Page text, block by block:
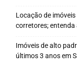
Locação de
corretores;
Imóveis de alto
últimos 3 anos em